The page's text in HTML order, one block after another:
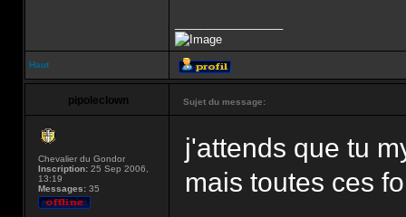
Haut
pipoleclown Sujet du message:
Chevalier du Gondor
Inscription: 25 Sep 2006,
13:19
Messages: 35
j'attends que tu
mais toutes ces